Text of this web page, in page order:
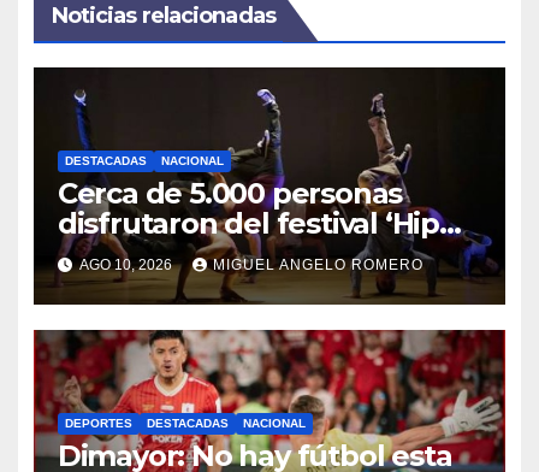
Noticias relacionadas
DESTACADAS NACIONAL
Cerca de 5.000 personas
disfrutaron del festival ‘Hip
Hop en la Cuarta’
AGO 10, 2026 MIGUEL ANGELO ROMERO
DEPORTES DESTACADAS NACIONAL
Dimayor: No hay fútbol esta